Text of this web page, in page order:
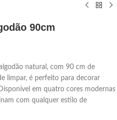
90cm
natural, com 90 cm de
limpar, é perfeito para decorar
em quatro cores modernas
com qualquer estilo de